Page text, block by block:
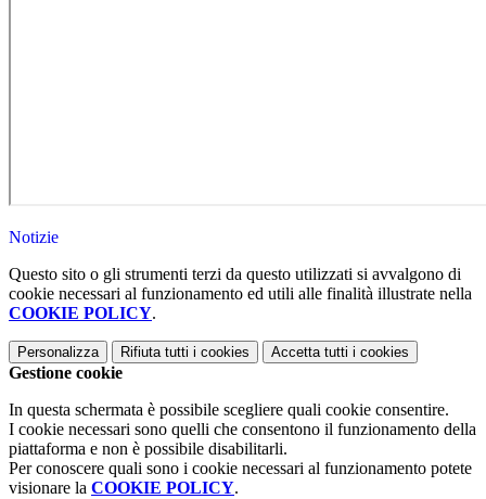
Notizie
Questo sito o gli strumenti terzi da questo utilizzati si avvalgono di
cookie necessari al funzionamento ed utili alle finalità illustrate nella
COOKIE POLICY.
Personalizza Rifiuta tutti i cookies Accetta tutti i cookies
Gestione cookie
In questa schermata è possibile scegliere quali cookie consentire.
I cookie necessari sono quelli che consentono il funzionamento della
piattaforma e non è possibile disabilitarli.
Per conoscere quali sono i cookie necessari al funzionamento potete
visionare la COOKIE POLICY.